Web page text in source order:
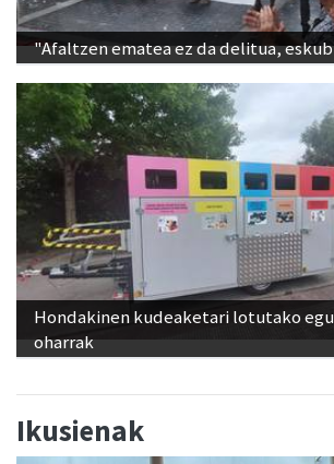
"Afaltzen ematea ez da delitua,
Hondakinen kudeaketari lotutako
oharrak
Ikusienak